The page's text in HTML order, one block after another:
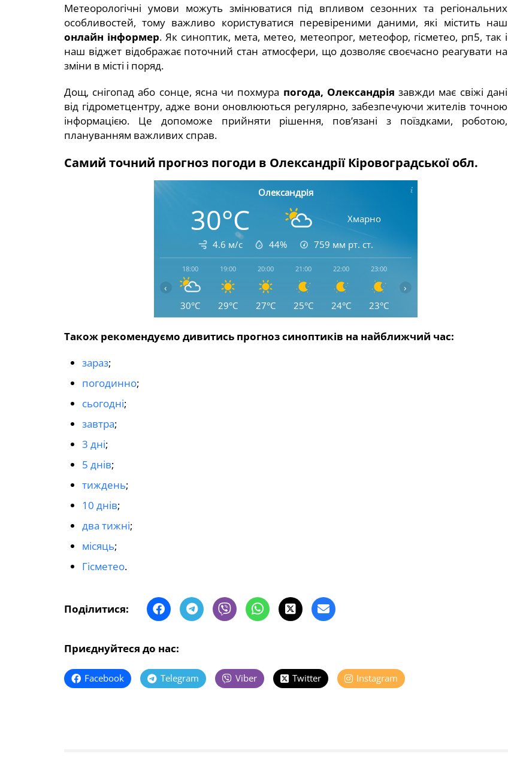
Метеорологічні умови можуть змінюватися під впливом сезонних та регіональних
особливостей, тому важливо користуватися перевіреними даними, які містить наш
онлайн інформер. Як синоптик, мета, метео, метеопрог, метеофор, гісметео, рп5, так і
наш віджет відображає поточний стан атмосфери, що дозволяє своєчасно реагувати на
зміни в місті і поряд.
Дощ, снігопад або сонце, ясна чи похмура погода, Олександрія завжди має свіжі дані
від гідрометцентру, адже вони оновлюються регулярно, забезпечуючи жителів точною
інформацією. Це допоможе прийняти рішення, пов’язані з поїздками, роботою,
плануванням важливих справ.
Самий точний прогноз погоди в Олександрії Кіровоградської обл.
Олександрія
30°C Хмарно
4.6 м/с 44% 759 мм рт. ст.
18:00
30°C
19:00
29°C
20:00
27°C
21:00
25°C
22:00
24°C
23:00
23°C
‹ ›
Також рекомендуємо дивитись прогноз синоптиків на найближчий час:
зараз;
погодинно;
сьогодні;
завтра;
3 дні;
5 днів;
тиждень;
10 днів;
два тижні;
місяць;
Гісметео.
Поділитися:
Приєднуйтеся до нас:
Facebook Telegram Viber Twitter Instagram